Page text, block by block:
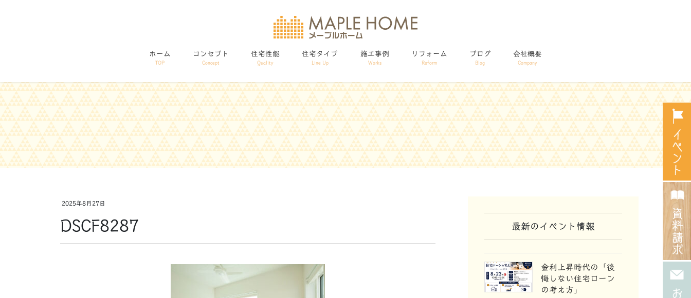
動
に
移
動
ホーム
TOP
コンセプト
Concept
住宅性能
Quality
住宅タイプ
Line Up
施工事例
Works
リフォーム
Reform
ブログ
Blog
会社概要
Company
2025年8月27日
DSCF8287 最新のイベント情報
金利上昇時代の「後
悔しない住宅ローン
の考え方」